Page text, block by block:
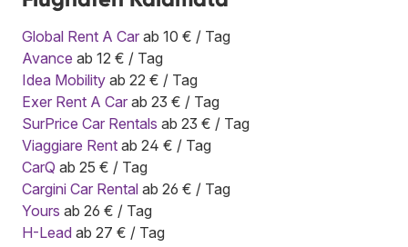
Global Rent A Car ab 10 € / Tag
Avance ab 12 € / Tag
Idea Mobility ab 22 € / Tag
Exer Rent A Car ab 23 € / Tag
SurPrice Car Rentals ab 23 € / Tag
Viaggiare Rent ab 24 € / Tag
CarQ ab 25 € / Tag
Cargini Car Rental ab 26 € / Tag
Yours ab 26 € / Tag
H-Lead ab 27 € / Tag